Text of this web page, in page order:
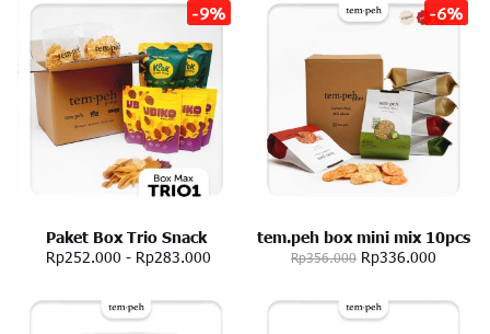
-9%
Paket Box Trio Snack
Rp252.000 - Rp283.000
-6%
tem.peh box mini mix 10pcs
Rp356.000 Rp336.000